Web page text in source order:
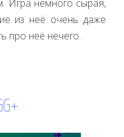
Игра немного сырая,
из неё очень даже
про неё нечего.